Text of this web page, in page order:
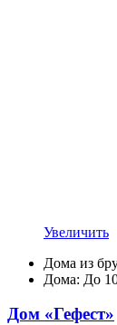
Увеличить
Дома из
Дома: До
Дом «Гефест»